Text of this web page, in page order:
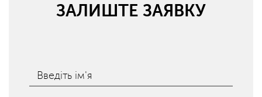
ЗАЛИШТЕ ЗАЯВКУ
Введіть ім'я